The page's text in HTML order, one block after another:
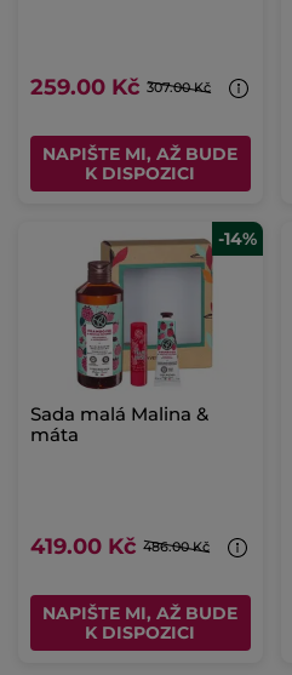
259.00 Kč 307.00 Kč
NAPIŠTE MI, AŽ BUDE
K DISPOZICI
-14%
Sada malá Malina &
máta
419.00 Kč 486.00 Kč
NAPIŠTE MI, AŽ BUDE
K DISPOZICI